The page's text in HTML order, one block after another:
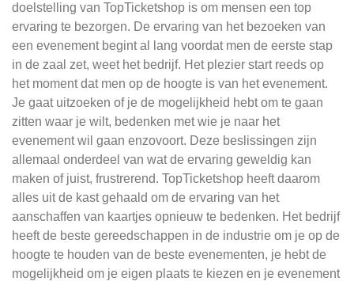
doelstelling van TopTicketshop is om mensen een top
ervaring te bezorgen. De ervaring van het bezoeken van
een evenement begint al lang voordat men de eerste stap
in de zaal zet, weet het bedrijf. Het plezier start reeds op
het moment dat men op de hoogte is van het evenement.
Je gaat uitzoeken of je de mogelijkheid hebt om te gaan
zitten waar je wilt, bedenken met wie je naar het
evenement wil gaan enzovoort. Deze beslissingen zijn
allemaal onderdeel van wat de ervaring geweldig kan
maken of juist, frustrerend. TopTicketshop heeft daarom
alles uit de kast gehaald om de ervaring van het
aanschaffen van kaartjes opnieuw te bedenken. Het bedrijf
heeft de beste gereedschappen in de industrie om je op de
hoogte te houden van de beste evenementen, je hebt de
mogelijkheid om je eigen plaats te kiezen en je evenement